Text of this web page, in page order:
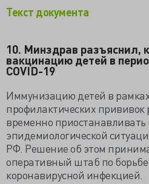
Текст документа
10. Минздрав разъяснил,
вакцинацию детей в
COVID-19
Иммунизацию детей в
профилактических прививок
временно приостанавливать
эпидемиологической
РФ. Решение об этом
оперативный штаб по борьбе
коронавирусной инфекцией.